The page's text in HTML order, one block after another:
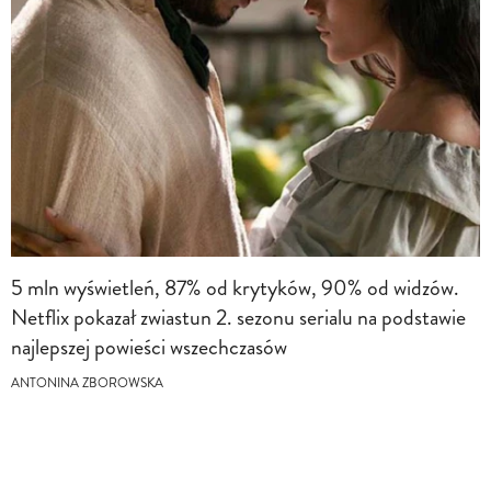
5 mln wyświetleń, 87% od krytyków, 90% od widzów.
Netflix pokazał zwiastun 2. sezonu serialu na podstawie
najlepszej powieści wszechczasów
ANTONINA ZBOROWSKA